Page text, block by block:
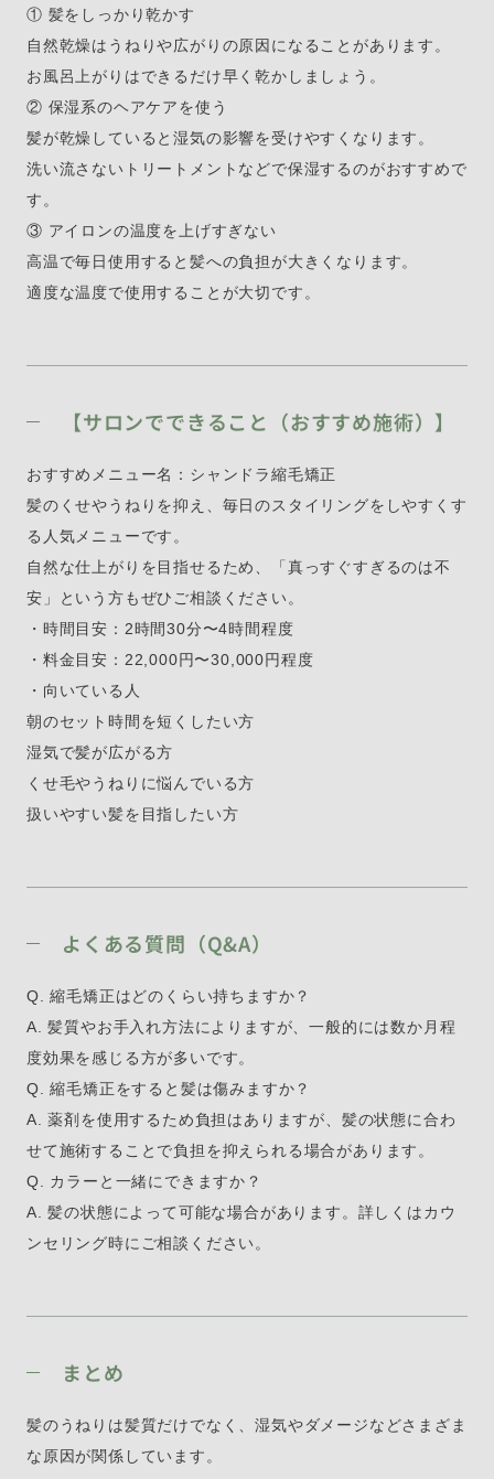
① 髪をしっかり乾かす
自然乾燥はうねりや広がりの原因になることがあります。
お風呂上がりはできるだけ早く乾かしましょう。
② 保湿系のヘアケアを使う
髪が乾燥していると湿気の影響を受けやすくなります。
洗い流さないトリートメントなどで保湿するのがおすすめで
す。
③ アイロンの温度を上げすぎない
高温で毎日使用すると髪への負担が大きくなります。
適度な温度で使用することが大切です。
【サロンでできること（おすすめ施術）】
おすすめメニュー名：シャンドラ縮毛矯正
髪のくせやうねりを抑え、毎日のスタイリングをしやすくす
る人気メニューです。
自然な仕上がりを目指せるため、「真っすぐすぎるのは不
安」という方もぜひご相談ください。
・時間目安：2時間30分〜4時間程度
・料金目安：22,000円〜30,000円程度
・向いている人
朝のセット時間を短くしたい方
湿気で髪が広がる方
くせ毛やうねりに悩んでいる方
扱いやすい髪を目指したい方
よくある質問（Q&A）
Q. 縮毛矯正はどのくらい持ちますか？
A. 髪質やお手入れ方法によりますが、一般的には数か月程
度効果を感じる方が多いです。
Q. 縮毛矯正をすると髪は傷みますか？
A. 薬剤を使用するため負担はありますが、髪の状態に合わ
せて施術することで負担を抑えられる場合があります。
Q. カラーと一緒にできますか？
A. 髪の状態によって可能な場合があります。詳しくはカウ
ンセリング時にご相談ください。
まとめ
髪のうねりは髪質だけでなく、湿気やダメージなどさまざま
な原因が関係しています。